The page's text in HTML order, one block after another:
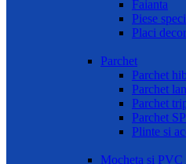
Faianta
Piese
Placi
Parchet
Parchet
Parchet
Parchet
Parchet
Plinte si
Mocheta si PVC